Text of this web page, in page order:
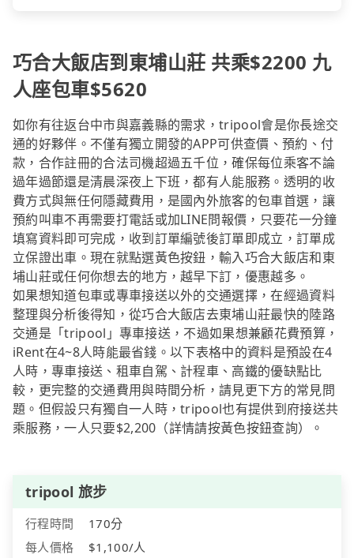
巧合大飯店到東埔山莊 共乘$2200 九
人座包車$5620
如你有往返台中市與嘉義縣的需求，tripool會是你長途交
通的好夥伴。不僅有獨立開發的APP可供查價、預約、付
款，合作註冊的合法司機超過五千位，確保每位乘客不論
過年過節還是清晨深夜上下班，都有人能服務。透明的收
費方式與無任何隱藏費用，是國內外旅客的包車首選，讓
預約叫車不再需要打電話或加LINE問報價，只要花一分鐘
填寫資料即可完成，收到訂單編號後訂單即成立，訂單成
立保證出車。現在就點選黃色按鈕，輸入巧合大飯店和東
埔山莊或任何你想去的地方，越早下訂，優惠越多。
如果想知道包車或專車接送以外的交通選擇，在經過資料
整理與分析後得知，從巧合大飯店去東埔山莊最快的陸路
交通是「tripool」專車接送，不過如果想兼顧花費預算，
iRent在4~8人時能最省錢。以下表格中的資料是預設在4
人時，專車接送、租車自駕、計程車、高鐵的優缺點比
較，更完整的交通費用與時間分析，請見更下方的常見問
題。但假設只有獨自一人時，tripool也有提供到府接送共
乘服務，一人只要$2,200（詳情請按黃色按鈕查詢）。
tripool 旅步
行程時間
170分
每人價格
$1,100/人